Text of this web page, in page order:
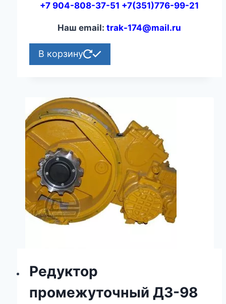
+7 904-808-37-51 +7(351)776-99-21
Наш email:trak-174@mail.ru
В корзину
Редуктор
промежуточный ДЗ-98